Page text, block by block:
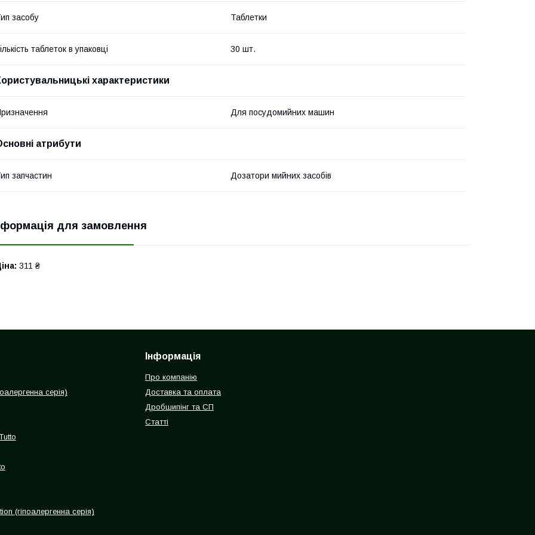
засобу Таблетки
таблеток в упаковці 30 шт.
характеристики
Для посудомийних машин
атрибути
запчастин Дозатори мийних засобів
для замовлення
311 ₴
серія)
(гіпоалергенна серія)
Інформація
Про компанію
Доставка та оплата
Дробшипінг та СП
Статті